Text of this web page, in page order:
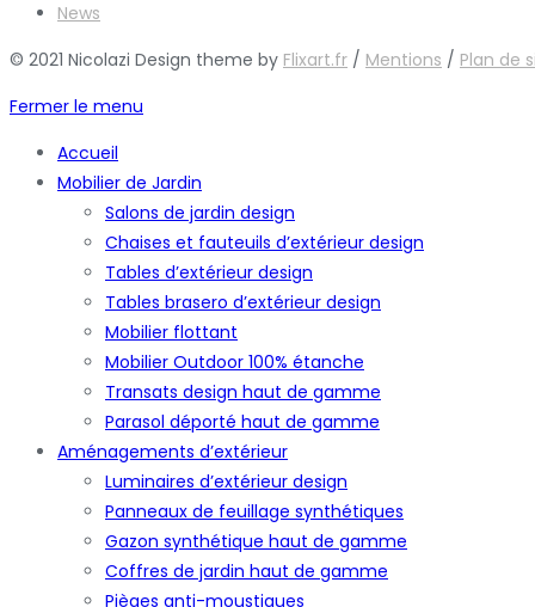
News
© 2021 Nicolazi Design theme by Flixart.fr / Mentions / Plan de
Fermer le menu
Accueil
Mobilier de Jardin
Salons de jardin design
Chaises et fauteuils d’extérieur design
Tables d’extérieur design
Tables brasero d’extérieur design
Mobilier flottant
Mobilier Outdoor 100% étanche
Transats design haut de gamme
Parasol déporté haut de gamme
Aménagements d’extérieur
Luminaires d’extérieur design
Panneaux de feuillage synthétiques
Gazon synthétique haut de gamme
Coffres de jardin haut de gamme
Pièges anti-moustiques